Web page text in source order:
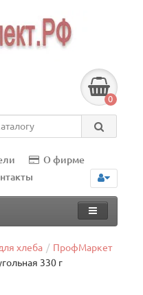
0
О фирме
хлеба
ПрофМаркет
330 г